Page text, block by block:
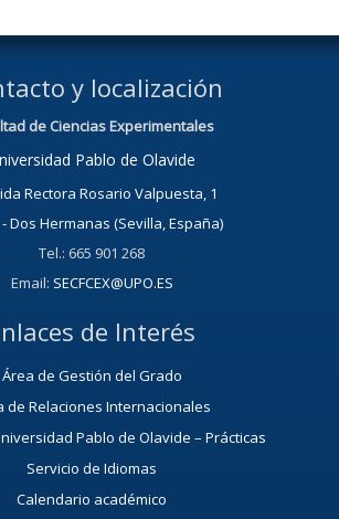
y localización
de Ciencias Experimentales
Pablo de Olavide
Rectora Rosario Valpuesta, 1
- Dos Hermanas (Sevilla, España)
Tel.: 665 901 268
Email: SECFCEX@UPO.ES
de Interés
Área de Gestión del Grado
de Relaciones Internacionales
Pablo de Olavide – Prácticas
Servicio de Idiomas
Calendario académico